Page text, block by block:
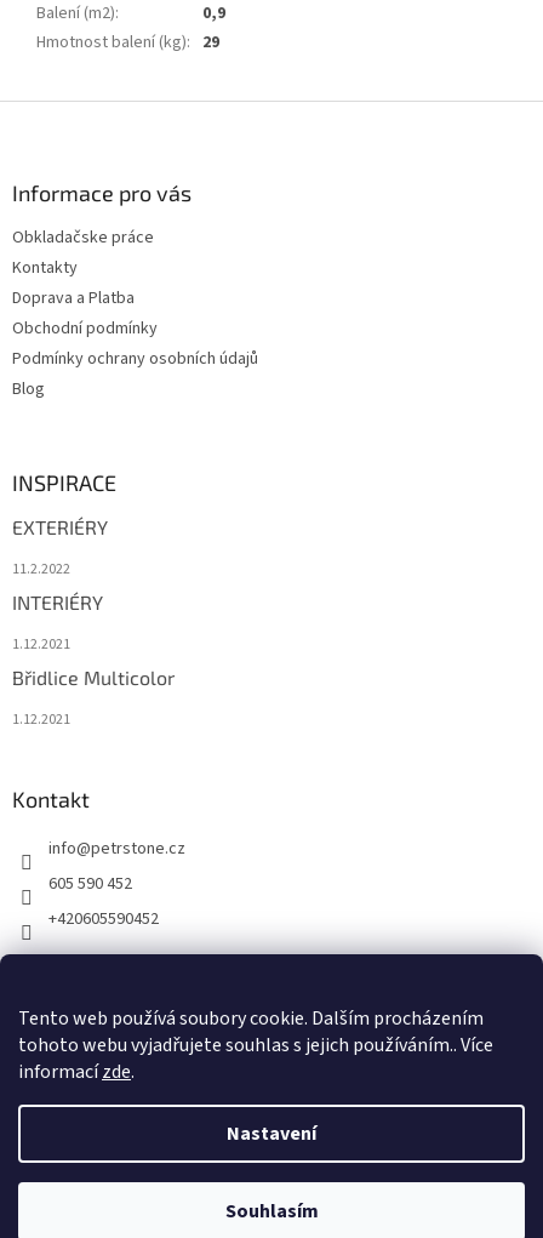
Tento web používá soubory cookie. Dalším procházením
tohoto webu vyjadřujete souhlas s jejich používáním.. Více
informacízde.
Nastavení
Souhlasím
Ve dnech 14. - 30.8.2026 bude na našem eshopu dovolená. Všechny
Balení (m2):
0,9
Hmotnost balení (kg): 29
Informace pro vás
Obkladačske práce
Kontakty
Doprava a Platba
Obchodní podmínky
Podmínky ochrany osobních údajů
Blog
INSPIRACE
EXTERIÉRY
11.2.2022
INTERIÉRY
1.12.2021
Břidlice Multicolor
1.12.2021
Kontakt
info@petrstone.cz
605 590 452
+420605590452
Facebook
Vytvořil Shoptet
Petrstone. Všechna práva vyhrazena.